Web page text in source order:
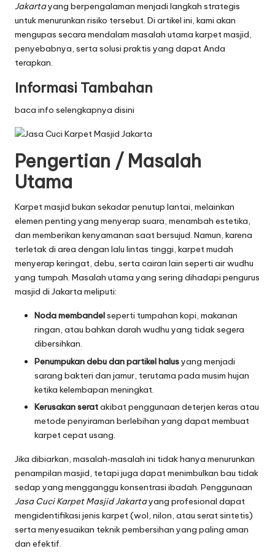
Jakartayang berpengalaman menjadi langkah strategis
untuk menurunkan risiko tersebut. Di artikel ini, kami akan
mengupas secara mendalam masalah utama karpet masjid,
penyebabnya, serta solusi praktis yang dapat Anda
terapkan.
Informasi Tambahan
baca info selengkapnya disini
Pengertian / Masalah
Utama
Karpet masjid bukan sekadar penutup lantai, melainkan
elemen penting yang menyerap suara, menambah estetika,
dan memberikan kenyamanan saat bersujud. Namun, karena
terletak di area dengan lalu lintas tinggi, karpet mudah
menyerap keringat, debu, serta cairan lain seperti air wudhu
yang tumpah. Masalah utama yang sering dihadapi pengurus
masjid di Jakarta meliputi:
Noda membandelseperti tumpahan kopi, makanan
ringan, atau bahkan darah wudhu yang tidak segera
dibersihkan.
Penumpukan debu dan partikel halusyang menjadi
sarang bakteri dan jamur, terutama pada musim hujan
ketika kelembapan meningkat.
Kerusakan seratakibat penggunaan deterjen keras atau
metode penyiraman berlebihan yang dapat membuat
karpet cepat usang.
Jika dibiarkan, masalah‑masalah ini tidak hanya menurunkan
penampilan masjid, tetapi juga dapat menimbulkan bau tidak
sedap yang mengganggu konsentrasi ibadah. Penggunaan
Jasa Cuci Karpet Masjid Jakartayang profesional dapat
mengidentifikasi jenis karpet (wol, nilon, atau serat sintetis)
serta menyesuaikan teknik pembersihan yang paling aman
dan efektif.